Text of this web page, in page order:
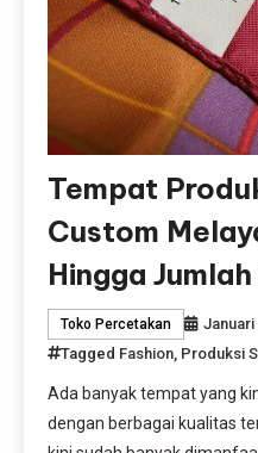
Tempat
Custom
Hingga
Toko Percetakan Januari
Tagged Fashion, Produksi
Ada banyak tempat yang
dengan berbagai kualitas